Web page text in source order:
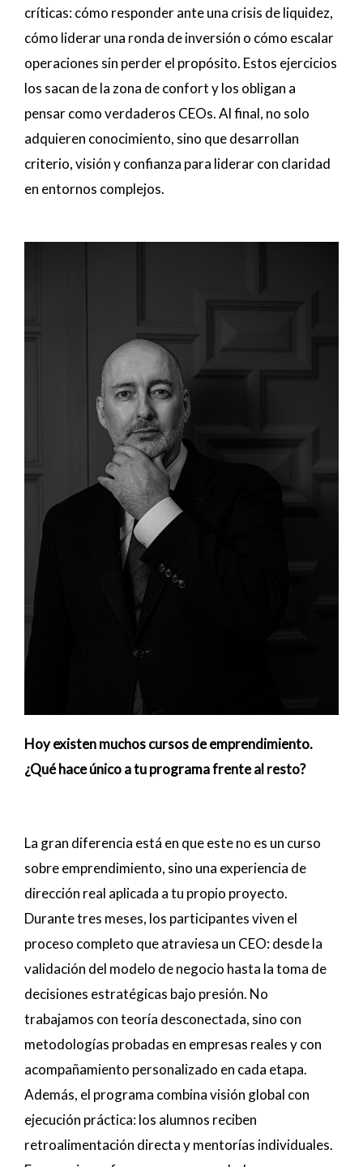
críticas: cómo responder ante una crisis de liquidez,
cómo liderar una ronda de inversión o cómo escalar
operaciones sin perder el propósito. Estos ejercicios
los sacan de la zona de confort y los obligan a
pensar como verdaderos CEOs. Al final, no solo
adquieren conocimiento, sino que desarrollan
criterio, visión y confianza para liderar con claridad
en entornos complejos.
Hoy existen muchos cursos de emprendimiento.
¿Qué hace único a tu programa frente al resto?
La gran diferencia está en que este no es un curso
sobre emprendimiento, sino una experiencia de
dirección real aplicada a tu propio proyecto.
Durante tres meses, los participantes viven el
proceso completo que atraviesa un CEO: desde la
validación del modelo de negocio hasta la toma de
decisiones estratégicas bajo presión. No
trabajamos con teoría desconectada, sino con
metodologías probadas en empresas reales y con
acompañamiento personalizado en cada etapa.
Además, el programa combina visión global con
ejecución práctica: los alumnos reciben
retroalimentación directa y mentorías individuales.